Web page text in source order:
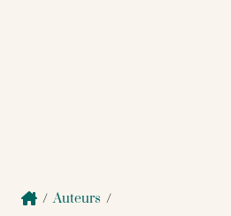
/Auteurs /